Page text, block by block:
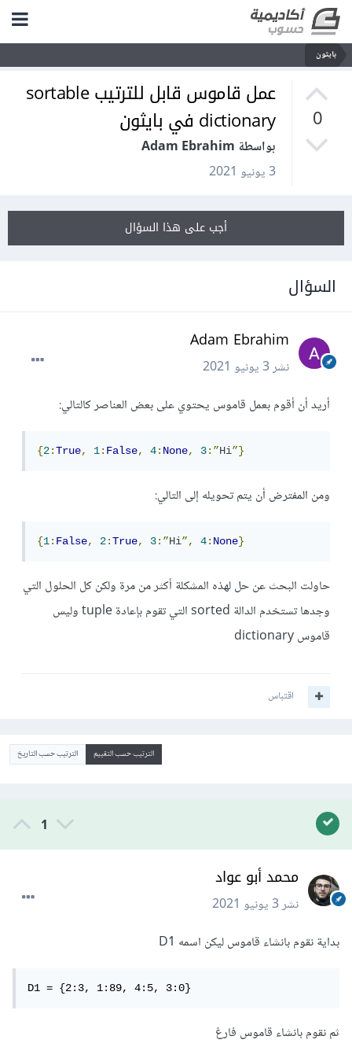
بايثون
0
عمل قاموس قابل للترتيب sortable
dictionary في بايثون
بواسطة Adam Ebrahim
3 يونيو 2021
أجب على هذا السؤال
السؤال
Adam Ebrahim
نشر3 يونيو 2021
أريد أن أقوم بعمل قاموس يحتوي على بعض العناصر كالتالي:
{2:True, 1:False, 4:None, 3:”Hi”}
ومن المفترض أن يتم تحويله إلى التالي:
{1:False, 2:True, 3:”Hi”, 4:None}
حاولت البحث عن حل لهذه المشكلة أكثر من مرة ولكن كل الحلول التي
وجدها تستخدم الدالة sorted التي تقوم بإعادة tuple وليس
قاموس dictionary
اقتباس
الترتيب حسب التقييم الترتيب حسب التاريخ
1
محمد أبو عواد
نشر3 يونيو 2021
بداية نقوم بانشاء قاموس ليكن اسمه D1
D1 = {2:3, 1:89, 4:5, 3:0}
ثم نقوم بانشاء قاموس فارغ